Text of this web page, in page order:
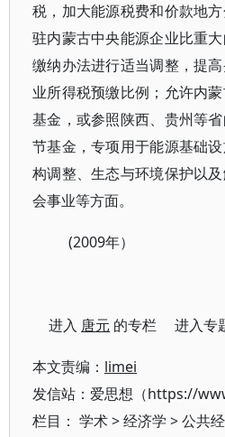
税，加大能源税费和价款地
驻内蒙古中央能源企业比重
缴纳办法进行适当调整，提
业所得税预缴比例；允许内
基金，或参照陕西、贵州等
节基金，专项用于能源基础
构调整、生态与环境保护以
会事业等方面。
(2009年）
进入 唐元 的专栏 进入专
本文责编： limei
发信站：爱思想（https://
栏目： 学术>经济学 >公共